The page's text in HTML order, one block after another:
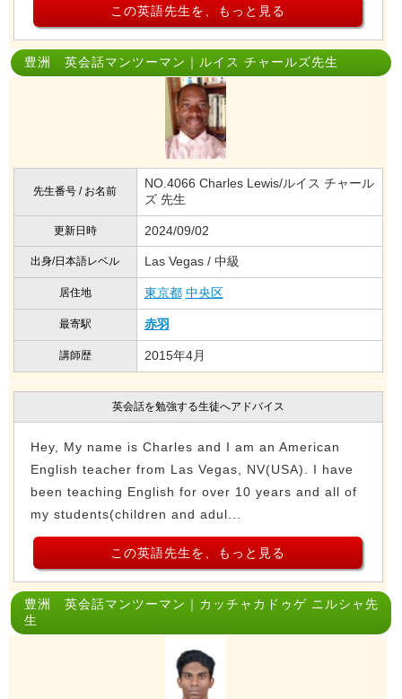
この英語先生を、もっと見る
豊洲 英会話マンツーマン｜ルイス チャールズ先生
先生番号 / お名前
NO.4066 Charles Lewis/ルイス チャール
ズ 先生
更新日時 2024/09/02
出身/日本語レベル Las Vegas / 中級
居住地 東京都 中央区
最寄駅 赤羽
講師歴 2015年4月
英会話を勉強する生徒へアドバイス
Hey, My name is Charles and I am an American
English teacher from Las Vegas, NV(USA). I have
been teaching English for over 10 years and all of
my students(children and adul...
この英語先生を、もっと見る
豊洲 英会話マンツーマン｜カッチャカドゥゲ ニルシャ先
生